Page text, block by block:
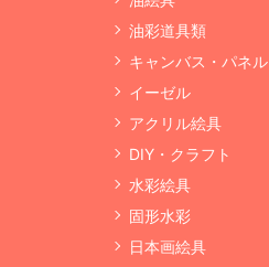
油彩道具類
キャンバス・パネル
イーゼル
アクリル絵具
DIY・クラフト
水彩絵具
固形水彩
日本画絵具